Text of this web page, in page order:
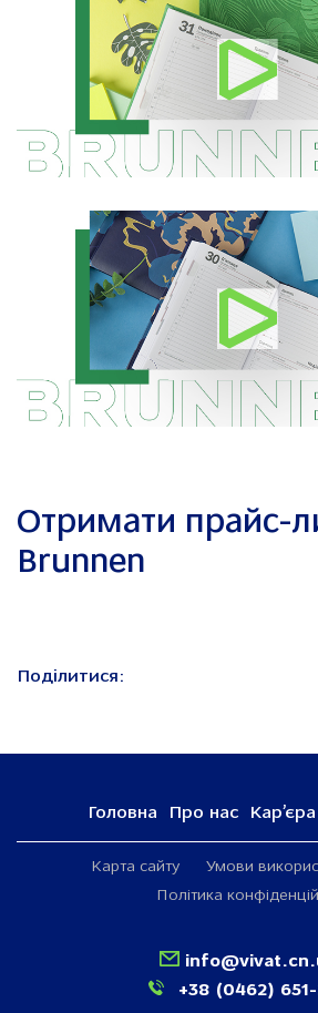
Отримати прайс-
Brunnen
Поділитися:
Головна Про нас Кар’єра
Карта сайту
Умови
Політика
+38 (0462)